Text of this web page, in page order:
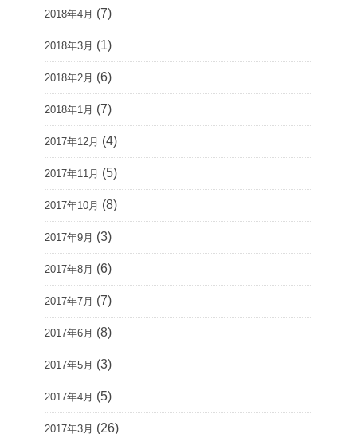
2018年4月 (7)
2018年3月 (1)
2018年2月 (6)
2018年1月 (7)
2017年12月 (4)
2017年11月 (5)
2017年10月 (8)
2017年9月 (3)
2017年8月 (6)
2017年7月 (7)
2017年6月 (8)
2017年5月 (3)
2017年4月 (5)
2017年3月 (26)